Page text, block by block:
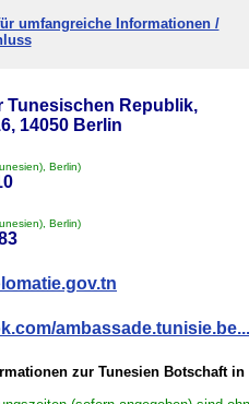
umfangreiche Informationen /
Tunesischen Republik,
14050 Berlin
Berlin)
Berlin)
ambassade.tunisie.be...
zur Tunesien Botschaft in